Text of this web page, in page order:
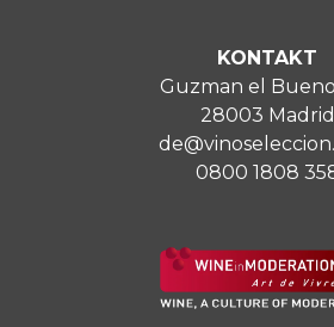
KONTAKT
Guzman el
28003 Madrid
0800 1808